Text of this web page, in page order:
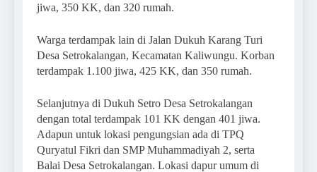
jiwa, 350 KK, dan 320 rumah.
Warga terdampak lain di Jalan Dukuh Karang Turi
Desa Setrokalangan, Kecamatan Kaliwungu. Korban
terdampak 1.100 jiwa, 425 KK, dan 350 rumah.
Selanjutnya di Dukuh Setro Desa Setrokalangan
dengan total terdampak 101 KK dengan 401 jiwa.
Adapun untuk lokasi pengungsian ada di TPQ
Quryatul Fikri dan SMP Muhammadiyah 2, serta
Balai Desa Setrokalangan. Lokasi dapur umum di